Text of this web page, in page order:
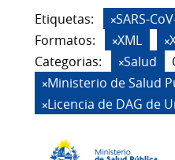
Etiquetas: SARS-
Formatos:
XML
Categorias:
Salud
Ministerio de Salud
Licencia de DAG de